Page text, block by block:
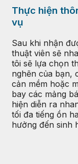
Thực hiện
vụ
Sau khi nhận
thuật viên sẽ
tôi sẽ lựa chọn
nghẽn của bạn,
cản mềm hoặc
bay các mảng
hiện diễn ra
tối đa tiếng ồn
hưởng đến sinh